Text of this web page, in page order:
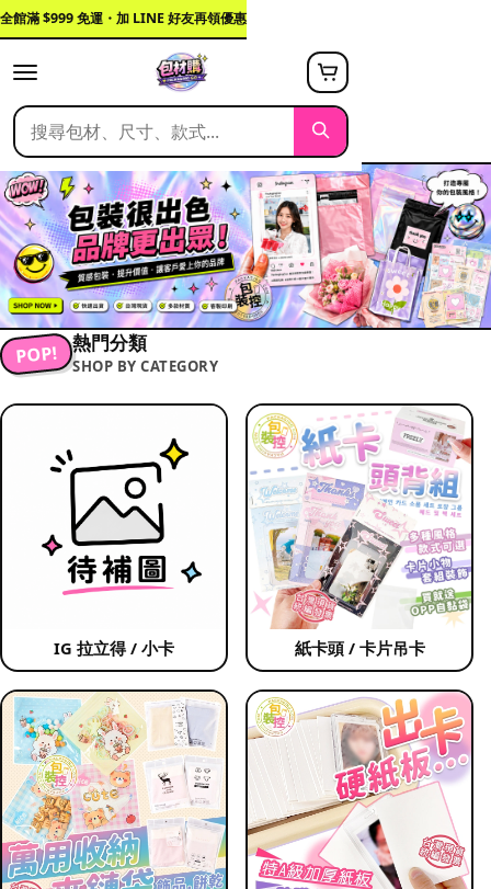
全館滿 $999 免運・加 LINE 好友再領優惠
POP! 熱門分類
SHOP BY CATEGORY
IG 拉立得 / 小卡 紙卡頭 / 卡片吊卡